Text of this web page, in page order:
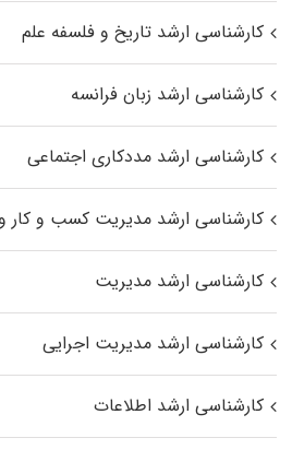
کارشناسی ارشد تاریخ و فلسفه علم
کارشناسی ارشد زبان فرانسه
کارشناسی ارشد مددکاری اجتماعی
کارشناسی ارشد مدیریت کسب و کار
کارشناسی ارشد مدیریت
کارشناسی ارشد مدیریت اجرایی
کارشناسی ارشد اطلاعات